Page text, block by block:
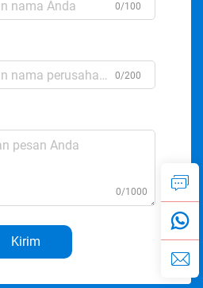
0/100
0/200
0/1000
Kirim